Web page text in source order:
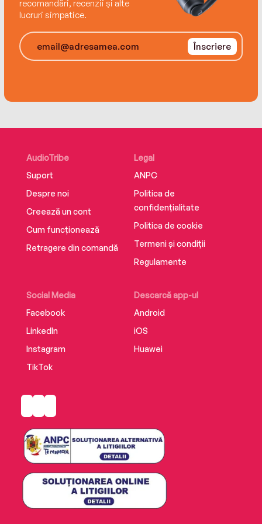
aici. E un subiect despre care s‑a scris mult, dar
te lași încântat de cuvintele autoarei, de felul ei
de a scrie.“
Traducere de Alina Hucai
recomandări, recenzii și alte
lucruri simpatice.
Înscriere
AudioTribe
Suport
Despre noi
Creează un cont
Cum funcționează
Retragere din comandă
Social Media
Facebook
LinkedIn
Instagram
TikTok
Descarcă app-ul
Android
iOS
Huawei
Legal
ANPC
Politica de
confidențialitate
Politica de cookie
Termeni și condiții
Regulamente